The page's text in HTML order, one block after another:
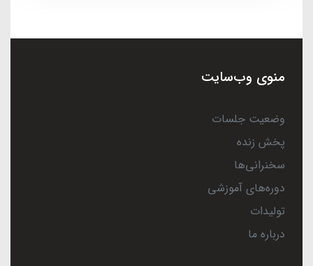
منوی وب‌سایت
وضعیت جلسات
پخش زنده
سخنرانی‌ها
دوره‌های آموزشی
تولیدات
درباره ما